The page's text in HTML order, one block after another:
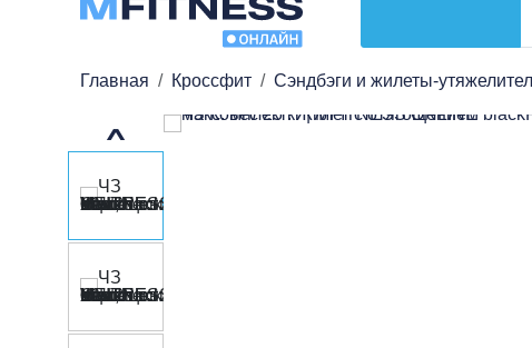
Главная Кроссфит Сэндбэги и жилеты-